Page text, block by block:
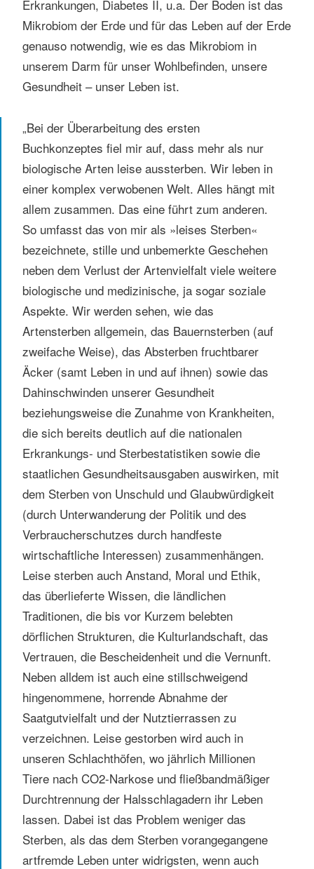
Erkrankungen, Diabetes II, u.a. Der Boden ist das
Mikrobiom der Erde und für das Leben auf der Erde
genauso notwendig, wie es das Mikrobiom in
unserem Darm für unser Wohlbefinden, unsere
Gesundheit – unser Leben ist.
„Bei der Überarbeitung des ersten
Buchkonzeptes fiel mir auf, dass mehr als nur
biologische Arten leise aussterben. Wir leben in
einer komplex verwobenen Welt. Alles hängt mit
allem zusammen. Das eine führt zum anderen.
So umfasst das von mir als »leises Sterben«
bezeichnete, stille und unbemerkte Geschehen
neben dem Verlust der Artenvielfalt viele weitere
biologische und medizinische, ja sogar soziale
Aspekte. Wir werden sehen, wie das
Artensterben allgemein, das Bauernsterben (auf
zweifache Weise), das Absterben fruchtbarer
Äcker (samt Leben in und auf ihnen) sowie das
Dahinschwinden unserer Gesundheit
beziehungsweise die Zunahme von Krankheiten,
die sich bereits deutlich auf die nationalen
Erkrankungs- und Sterbestatistiken sowie die
staatlichen Gesundheitsausgaben auswirken, mit
dem Sterben von Unschuld und Glaubwürdigkeit
(durch Unterwanderung der Politik und des
Verbraucherschutzes durch handfeste
wirtschaftliche Interessen) zusammenhängen.
Leise sterben auch Anstand, Moral und Ethik,
das überlieferte Wissen, die ländlichen
Traditionen, die bis vor Kurzem belebten
dörflichen Strukturen, die Kulturlandschaft, das
Vertrauen, die Bescheidenheit und die Vernunft.
Neben alldem ist auch eine stillschweigend
hingenommene, horrende Abnahme der
Saatgutvielfalt und der Nutztierrassen zu
verzeichnen. Leise gestorben wird auch in
unseren Schlachthöfen, wo jährlich Millionen
Tiere nach CO2-Narkose und fließbandmäßiger
Durchtrennung der Halsschlagadern ihr Leben
lassen. Dabei ist das Problem weniger das
Sterben, als das dem Sterben vorangegangene
artfremde Leben unter widrigsten, wenn auch